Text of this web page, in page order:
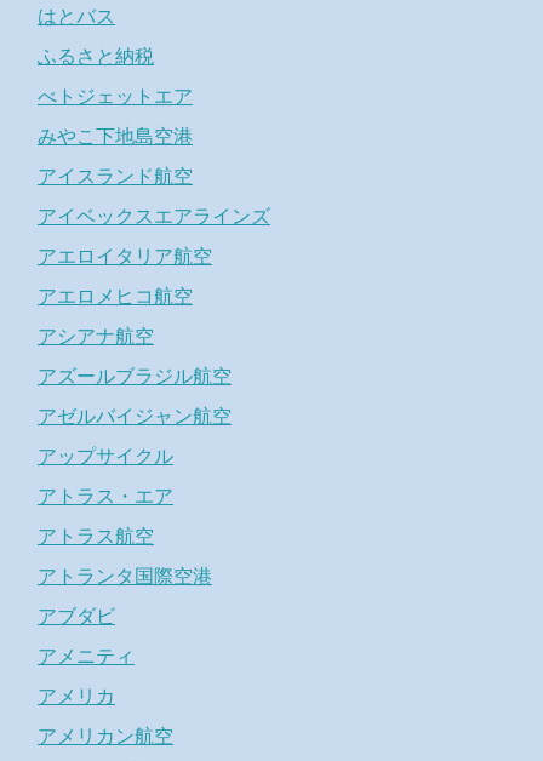
はとバス
ふるさと納税
べトジェットエア
みやこ下地島空港
アイスランド航空
アイベックスエアラインズ
アエロイタリア航空
アエロメヒコ航空
アシアナ航空
アズールブラジル航空
アゼルバイジャン航空
アップサイクル
アトラス・エア
アトラス航空
アトランタ国際空港
アブダビ
アメニティ
アメリカ
アメリカン航空